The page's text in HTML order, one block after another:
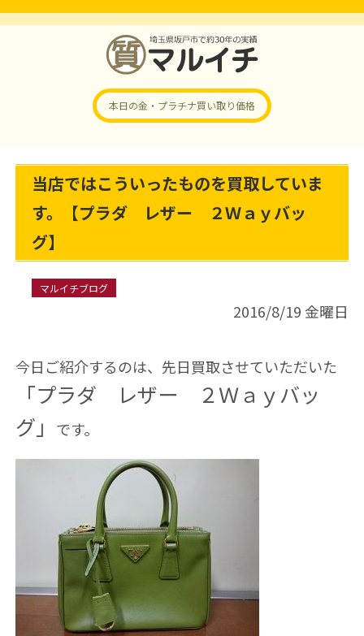
本日の金・プラチナ買い取り価格
当店ではこういったものを買取していま
す。【プラダ レザー ２Ｗａｙバッ
グ】
マルイチブログ
2016/8/19 金曜日
今日ご紹介するのは、先日買取させていただいた
「プラダ レザー ２Ｗａｙバッ
グ」
です。